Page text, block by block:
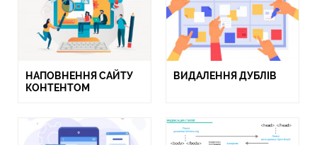
НАПОВНЕННЯ САЙТУ
КОНТЕНТОМ
ВИДАЛЕННЯ ДУБЛІВ